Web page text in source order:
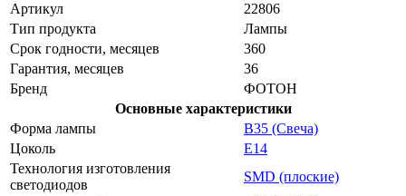
Артикул
22806
Тип продукта
Лампы
Срок годности, месяцев
360
Гарантия, месяцев
36
Бренд
ФОТОН
Основные характеристики
Форма лампы
B35 (Свеча)
Цоколь
E14
Технология изготовления
светодиодов
SMD (плоские)